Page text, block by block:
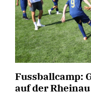
Fussballcamp:
auf der Rheinau